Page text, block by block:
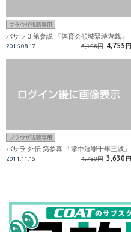
ブラウザ視聴専用
バサラ 3 第参説 『体育会傾城緊縛遊戯』
2016.08.17 6,196円 4,755 円
ブラウザ視聴専用
バサラ 外伝 第参幕 「掌中淫罪千年王城」
2011.11.15 4,730円 3,630 円